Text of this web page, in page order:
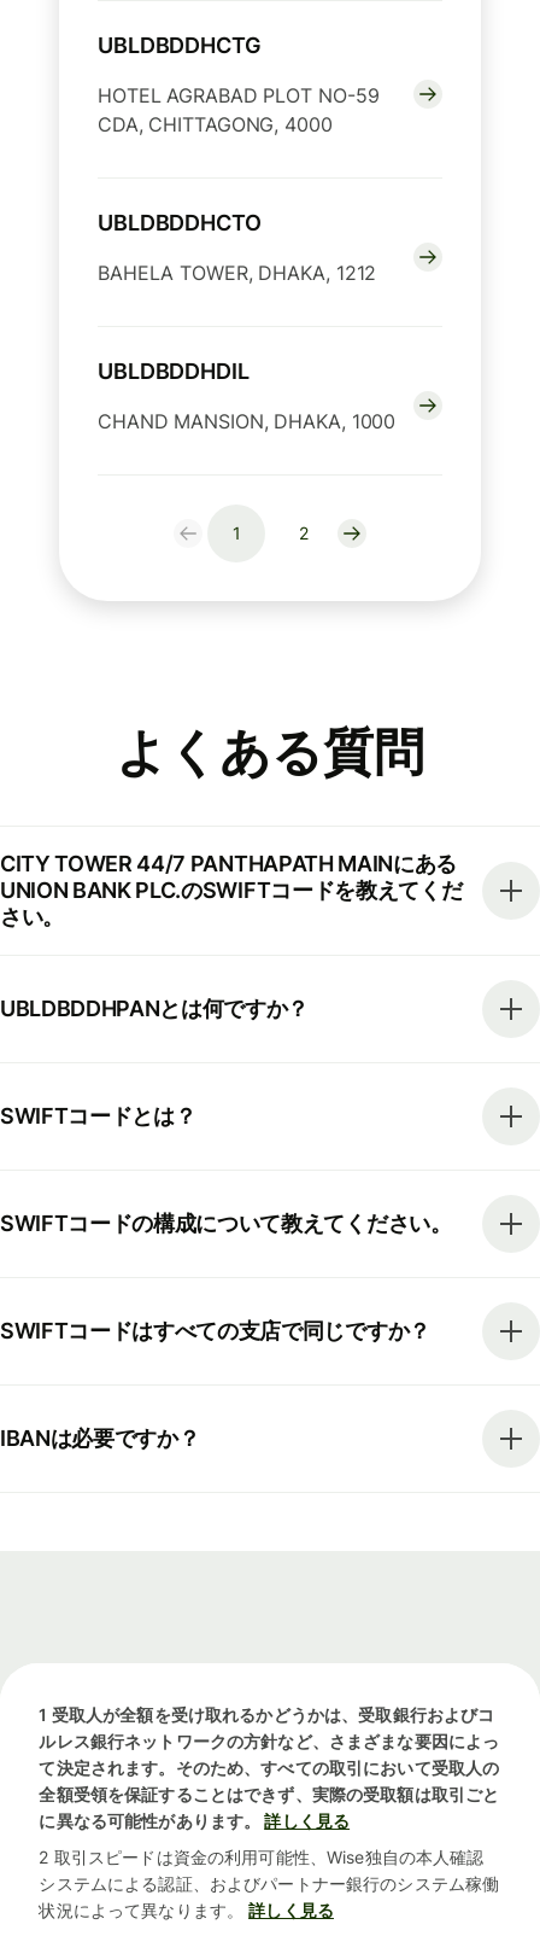
UBLDBDDHCTG
HOTEL AGRABAD PLOT NO-59
CDA, CHITTAGONG, 4000
UBLDBDDHCTO
BAHELA TOWER, DHAKA, 1212
UBLDBDDHDIL
CHAND MANSION, DHAKA, 1000
1 2
よくある質問
CITY TOWER 44/7 PANTHAPATH MAINにある
UNION BANK PLC.のSWIFTコードを教えてくだ
さい。
UBLDBDDHPANとは何ですか？
SWIFTコードとは？
SWIFTコードの構成について教えてください。
SWIFTコードはすべての支店で同じですか？
IBANは必要ですか？
1 受取人が全額を受け取れるかどうかは、受取銀行およびコ
ルレス銀行ネットワークの方針など、さまざまな要因によっ
て決定されます。そのため、すべての取引において受取人の
全額受領を保証することはできず、実際の受取額は取引ごと
に異なる可能性があります。
詳しく見る
2 取引スピードは資金の利用可能性、Wise独自の本人確認
システムによる認証、およびパートナー銀行のシステム稼働
状況によって異なります。
詳しく見る